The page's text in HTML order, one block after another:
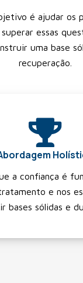
é ajudar os
essas
uma base
recuperação.
a confiança é
e nos
bases sólidas e